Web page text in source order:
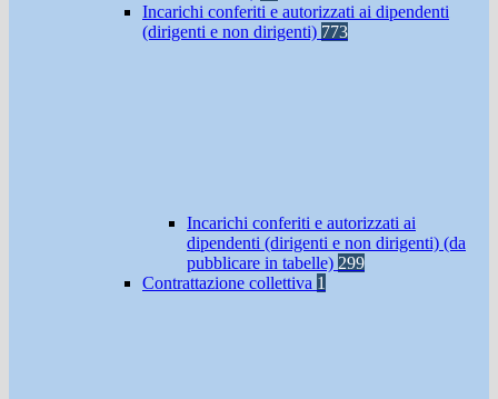
Incarichi conferiti e autorizzati ai dipendenti
(dirigenti e non dirigenti) 773
Incarichi conferiti e autorizzati ai
dipendenti (dirigenti e non dirigenti) (da
pubblicare in tabelle) 299
Contrattazione collettiva 1